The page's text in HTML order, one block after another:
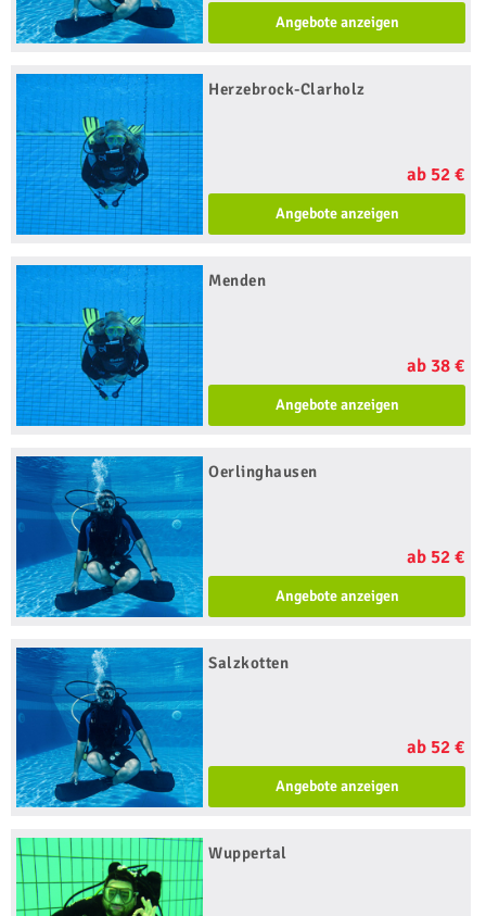
Angebote anzeigen
Herzebrock-Clarholz
ab 52 €
Angebote anzeigen
Menden
ab 38 €
Angebote anzeigen
Oerlinghausen
ab 52 €
Angebote anzeigen
Salzkotten
ab 52 €
Angebote anzeigen
Wuppertal